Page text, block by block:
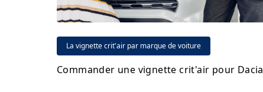
La vignette crit'air par marque de voiture
Commander une vignette crit'air pour Dacia